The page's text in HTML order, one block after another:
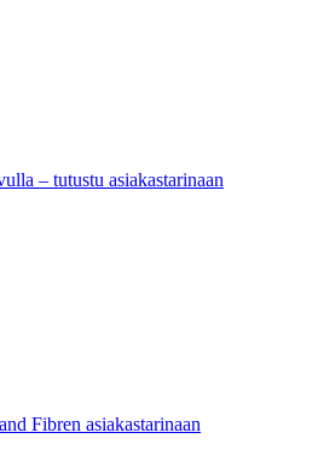
– tutustu asiakastarinaan
Fibren asiakastarinaan